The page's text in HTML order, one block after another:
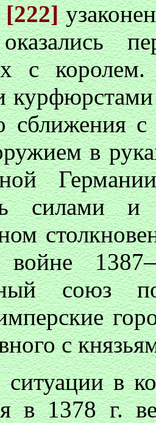
[222]
с
сближения
в
силами
войне
союз
с
ситуации в
в 1378 г.